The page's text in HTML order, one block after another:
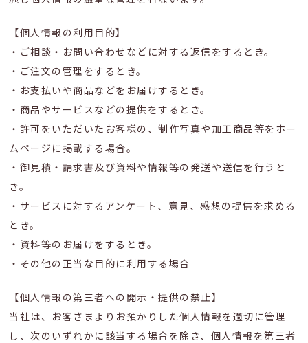
【個人情報の利用目的】
・ご相談・お問い合わせなどに対する返信をするとき。
・ご注文の管理をするとき。
・お支払いや商品などをお届けするとき。
・商品やサービスなどの提供をするとき。
・許可をいただいたお客様の、制作写真や加工商品等をホー
ムページに掲載する場合。
・御見積・請求書及び資料や情報等の発送や送信を行うと
き。
・サービスに対するアンケート、意見、感想の提供を求める
とき。
・資料等のお届けをするとき。
・その他の正当な目的に利用する場合
【個人情報の第三者への開示・提供の禁止】
当社は、お客さまよりお預かりした個人情報を適切に管理
し、次のいずれかに該当する場合を除き、個人情報を第三者